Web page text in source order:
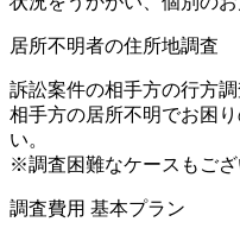
居所不明者の住所地調査
訴訟案件の相手方の行方
相手方の居所不明でお困
い。
※調査困難なケースもござ
調査費用 基本プラン